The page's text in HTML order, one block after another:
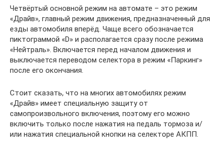
Четвёртый основной режим на автомате – это режим
«Драйв», главный режим движения, предназначенный для
езды автомобиля вперёд. Чаще всего обозначается
пиктограммой «D» и располагается сразу после режима
«Нейтраль». Включается перед началом движения и
выключается переводом селектора в режим «Паркинг»
после его окончания.
Стоит сказать, что на многих автомобилях режим
«Драйв» имеет специальную защиту от
самопроизвольного включения, поэтому его можно
включить только после нажатия на педаль тормоза и/
или нажатия специальной кнопки на селекторе АКПП.